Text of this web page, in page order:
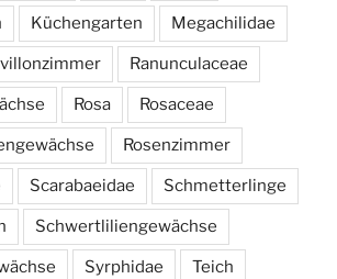
Küchengarten Megachilidae
Ranunculaceae
Rosa Rosaceae
Rosenzimmer
Scarabaeidae Schmetterlinge
Schwertliliengewächse
Syrphidae Teich